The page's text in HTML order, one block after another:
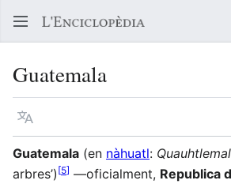
Guatemala
Llegir en un atre idioma
Guatemala (en nàhuatl:
arbres’) [5] —oficialment, Republica